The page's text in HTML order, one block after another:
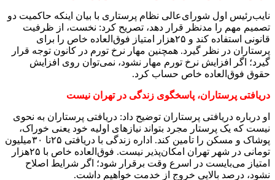
نایب‌رئیس اول شورای‌عالی نظام پرستاری با بیان اینکه حاکمیت دو
تصمیم مهم را مدنظر قرار دهد، تصریح کرد: نخست، از ظرفیت
قانونی استفاده‌ کند و ۲۵هزار امتیاز فوق‌العاده خاص را برای
پرستاران در نظر گیرد. همچنین مهار نرخ تورم در کانون توجه قرار
گیرد؛ اگر افزایش نرخ تورم مهار نشود، نمی‌توان روی افزایش
حقوق فوق‌العاده خاص حساب‌ کرد.
دریافتی پرستاران، پاسخگوی زندگی در تهران نیست
او درباره دریافتی پرستاران توضیح داد: دریافتی پرستاران به نحوی
نیست که یک پرستار مجرد بتواند نیازهای اولیه خود یعنی خوراک،
پوشاک و مسکن را تامین کند. اداره زندگی با دریافتی ۲۵تا ۳۰میلیون
تومانی در شهر تهران امکان‌پذیر نیست. فوق‌العاده خاص با ۲۵هزار
امتیاز می‌بایست در اسرع وقت برقرار شود؛ اگر شرایط اصلاح
نشود، درصد بالایی خروج از خدمت خواهیم‌ داشت.